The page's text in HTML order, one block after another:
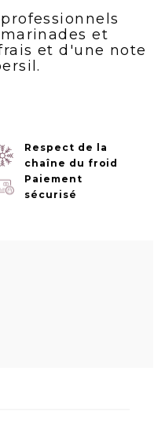
et
et d'une note
Respect de la
chaîne du froid
Paiement
sécurisé